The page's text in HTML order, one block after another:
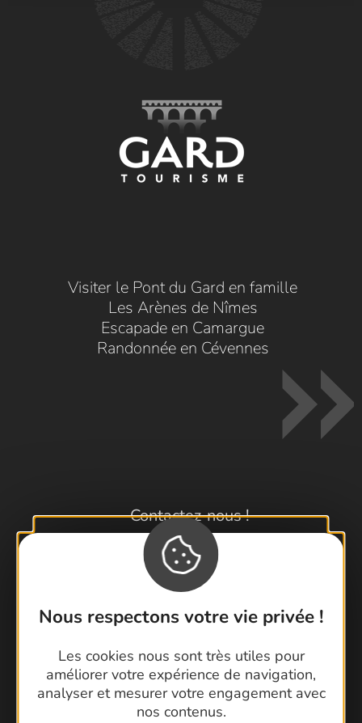
Nous respectons votre vie privée !
Les cookies nous sont très utiles pour
améliorer votre expérience de navigation,
analyser et mesurer votre engagement avec
nos contenus.
Visiter le Pont du Gard en famille
Les Arènes de Nîmes
Escapade en Camargue
Randonnée en Cévennes
Contactez-nous !
Foire aux questions
Brochures
Cartoguides et Topoguides
Latitude Gard